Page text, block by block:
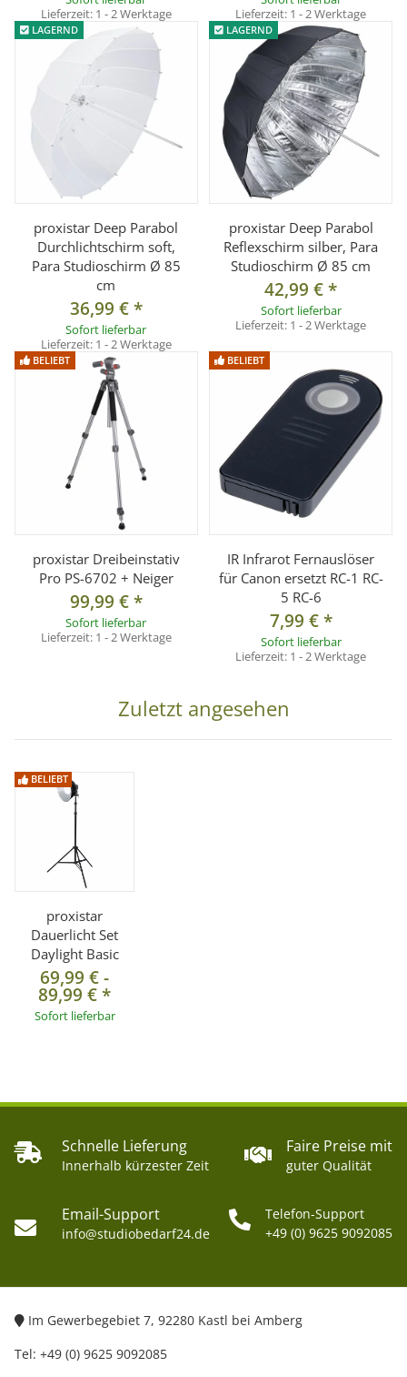
nach Wahl
Lieferumfang:
1x E27 Lampenhalterung mit Stromkabel
1x Alu Reflektor
1x Leuchtmittel wie ausgewählt
1x Lampenstativ 200cm
Lieferzeit: 1 - 2 Werktage
Lieferzeit: 1 - 2 Werktage
LAGERND
proxistar Deep Parabol
Durchlichtschirm soft,
Para Studioschirm Ø 85
cm
36,99 €*
Sofort lieferbar
Lieferzeit: 1 - 2 Werktage
LAGERND
proxistar Deep Parabol
Reflexschirm silber, Para
Studioschirm Ø 85 cm
42,99 €*
Sofort lieferbar
Lieferzeit: 1 - 2 Werktage
BELIEBT
proxistar Dreibeinstativ
Pro PS-6702 + Neiger
99,99 €*
Sofort lieferbar
Lieferzeit: 1 - 2 Werktage
BELIEBT
IR Infrarot Fernauslöser
für Canon ersetzt RC-1 RC-
5 RC-6
7,99 €*
Sofort lieferbar
Lieferzeit: 1 - 2 Werktage
Zuletzt angesehen
BELIEBT
proxistar
Dauerlicht Set
Daylight Basic
69,99 €-
89,99 €*
Sofort lieferbar
Schnelle Lieferung
Innerhalb kürzester Zeit
Faire Preise mit
guter Qualität
Email-Support
info@studiobedarf24.de
Telefon-Support
+49 (0) 9625 9092085
Im Gewerbegebiet 7, 92280 Kastl bei Amberg
Tel: +49 (0) 9625 9092085